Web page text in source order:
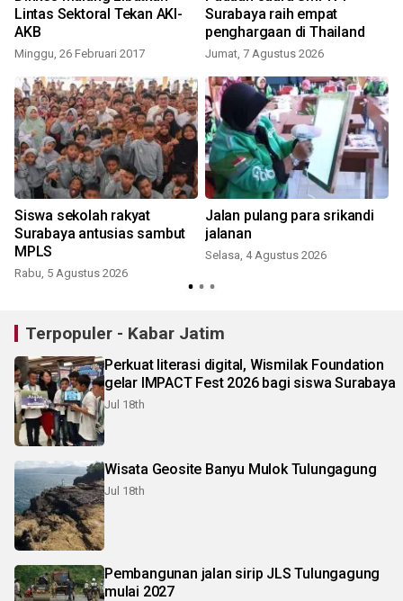
Lintas Sektoral Tekan AKI-
AKB
Minggu, 26 Februari 2017
Surabaya raih empat
penghargaan di Thailand
Jumat, 7 Agustus 2026
Siswa sekolah rakyat
Surabaya antusias sambut
MPLS
Rabu, 5 Agustus 2026
Jalan pulang para srikandi
jalanan
Selasa, 4 Agustus 2026
Terpopuler - Kabar Jatim
Perkuat literasi digital, Wismilak Foundation
gelar IMPACT Fest 2026 bagi siswa Surabaya
Jul 18th
Wisata Geosite Banyu Mulok Tulungagung
Jul 18th
Pembangunan jalan sirip JLS Tulungagung
mulai 2027